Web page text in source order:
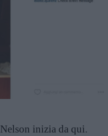
inizia da qui.